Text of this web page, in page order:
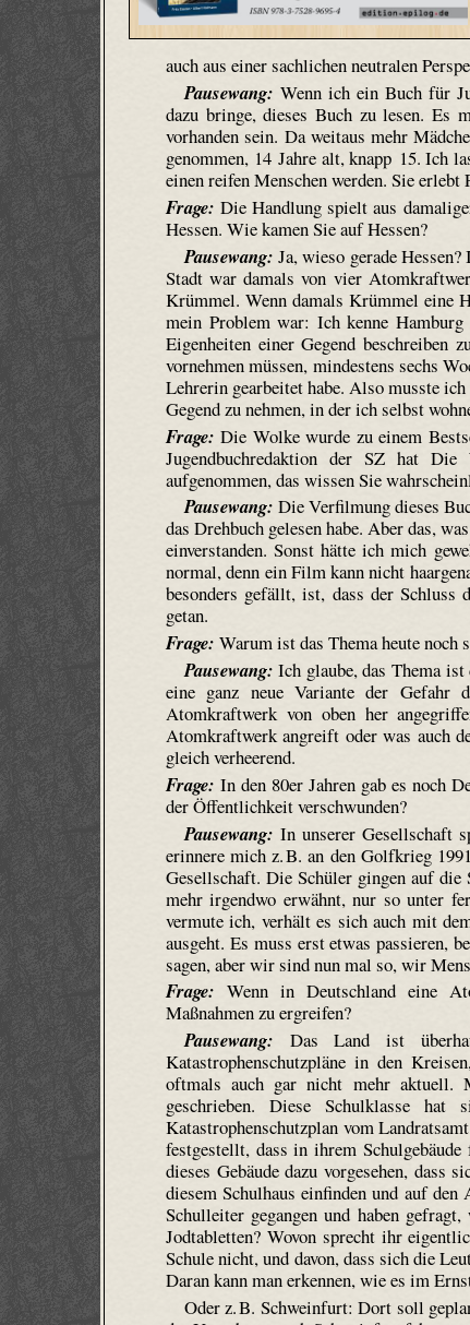
auch aus einer sachlichen neutralen
Pausewang: Wenn ich ein Buch für
dazu bringe, dieses Buch zu lesen. Es
vorhanden sein. Da weitaus mehr
genommen, 14 Jahre alt, knapp 15. Ich
einen reifen Menschen werden. Sie erlebt
Frage: Die Handlung spielt aus
Hessen. Wie kamen Sie auf Hessen?
Pausewang: Ja, wieso gerade
Stadt war damals von vier
Krümmel. Wenn damals Krümmel eine
mein Problem war: Ich kenne
Eigenheiten einer Gegend beschreiben
vornehmen müssen, mindestens sechs
Lehrerin gearbeitet habe. Also musste
Gegend zu nehmen, in der ich selbst
Frage: Die Wolkewurde zu einem
Jugendbuchredaktion der SZ hat Die
aufgenommen, das wissen Sie
Pausewang: Die Verfilmung dieses
das Drehbuch gelesen habe. Aber das,
einverstanden. Sonst hätte ich mich
normal, denn ein Film kann nicht
besonders gefällt, ist, dass der
getan.
Frage: Warum ist das Thema heute noch
Pausewang: Ich glaube, das Thema
eine ganz neue Variante der Gefahr
Atomkraftwerk von oben her
Atomkraftwerk angreift oder was auch
gleich verheerend.
Frage: In den 80er Jahren gab es noch
der Öffentlichkeit verschwunden?
Pausewang: In unserer Gesellschaft
erinnere mich z. B. an den Golfkrieg
Gesellschaft. Die Schüler gingen auf die
mehr irgendwo erwähnt, nur so unter
vermute ich, verhält es sich auch mit
ausgeht. Es muss erst etwas passieren,
sagen, aber wir sind nun mal so, wir
Frage: Wenn in Deutschland eine
Maßnahmen zu ergreifen?
Pausewang: Das Land ist
Katastrophenschutzpläne in den
oftmals auch gar nicht mehr aktuell.
geschrieben. Diese Schulklasse
Katastrophenschutzplan vom
festgestellt, dass in ihrem
dieses Gebäude dazu vorgesehen,
diesem Schulhaus einfinden und auf
Schulleiter gegangen und haben
Jodtabletten? Wovon sprecht ihr
Schule nicht, und davon, dass sich die
Daran kann man erkennen, wie es im
Oder z. B. Schweinfurt: Dort soll